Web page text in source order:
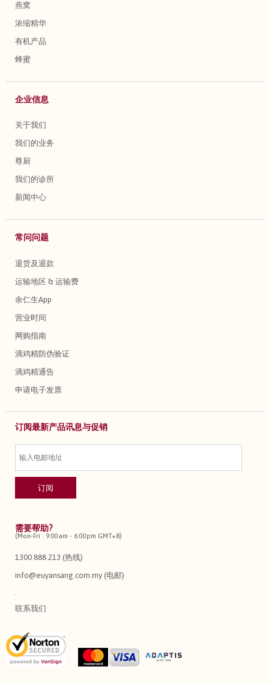
燕窝
浓缩精华
有机产品
蜂蜜
企业信息
关于我们
我们的业务
尊厨
我们的诊所
新闻中心
常问问题
退货及退款
运输地区 & 运输费
余仁生App
营业时间
网购指南
滴鸡精防伪验证
滴鸡精通告
申请电子发票
订阅最新产品讯息与促销
需要帮助?
(Mon-Fri : 9:00am - 6:00pm GMT+8)
1300 888 213 (热线)
info@euyansang.com.my (电邮)
联系我们